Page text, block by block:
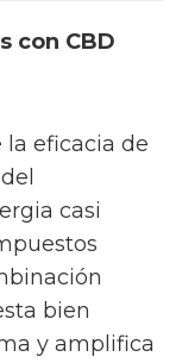
con CBD
eficacia de
casi
bien
y amplifica